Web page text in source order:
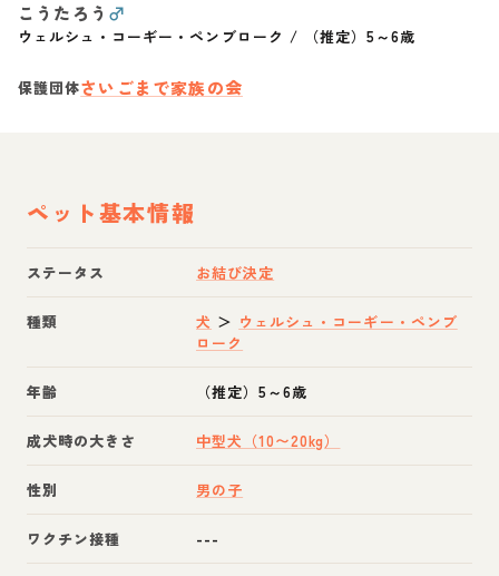
こうたろう ♂
ウェルシュ・コーギー・ペンブローク / （推定）5～6歳
保護団体さいごまで家族の会
ペット基本情報
ステータス お結び決定
種類 犬 ＞ ウェルシュ・コーギー・ペンブ
ローク
年齢 （推定）5～6歳
成犬時の大きさ 中型犬（10〜20kg）
性別 男の子
ワクチン接種 ---